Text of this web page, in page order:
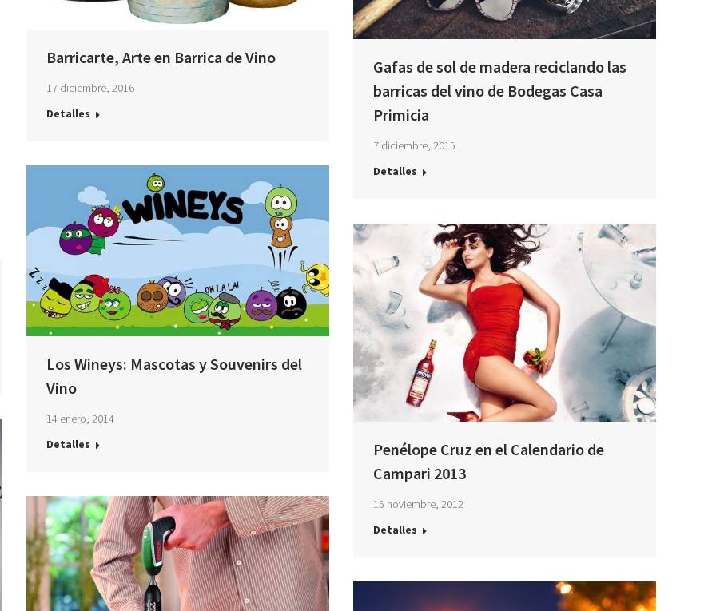
Barricarte, Arte en Barrica de Vino
17 diciembre, 2016
Detalles
Gafas de sol de madera reciclando las
barricas del vino de Bodegas Casa
Primicia
7 diciembre, 2015
Detalles
Los Wineys: Mascotas y Souvenirs del
Vino
14 enero, 2014
Detalles
Penélope Cruz en el Calendario de
Campari 2013
15 noviembre, 2012
Detalles